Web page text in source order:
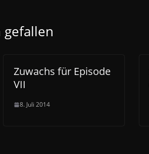
gefallen
Zuwachs für Episode
VII
8. Juli 2014